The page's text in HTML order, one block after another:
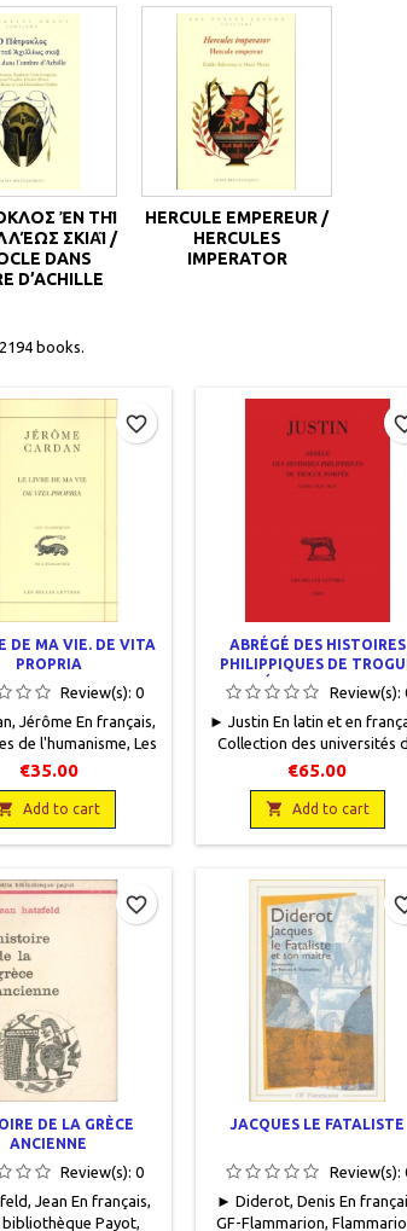
ἘΝ ΤΗ͂Ι ΤΟ
ΣΚΙΑ͂Ι / PATRO
L’OMB
HERCULE EMPEREUR /
HERCULES
IMPERATOR
books.
DE MA VIE. DE VITA
PROPRIA
Review(s):0
Jérôme En français,
de l'humanisme, Les
2020,14 x 22,5,
€35.00
Add to cart
favorite_border
ABRÉGÉ DES HISTOIRES
PHILIPPIQUES DE
POMPÉE. TOME III :
XXIV – XLIV
Review(s):
► Justin En latin et en
Collection des universités
France, Les Belles Lettres,
broché.Neuf.
€65.00
 Add to cart
DE LA GRÈCE
ANCIENNE
Review(s):0
Jean En français,
Payot,
favorite_border
JACQUES LE FATALISTE
Review(s):
► Diderot, Denis En
GF-Flammarion,